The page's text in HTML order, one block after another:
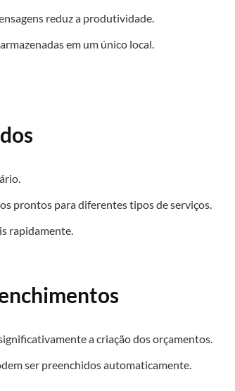
reduz a produtividade.
em um único local.
prontos para diferentes tipos de serviços.
rapidamente.
a criação dos orçamentos.
ser preenchidos automaticamente.